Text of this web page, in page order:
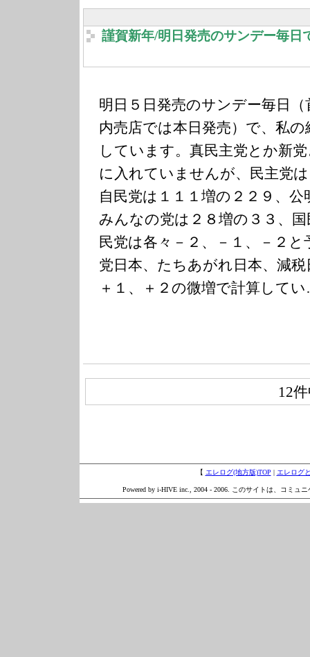
謹賀新年/明日発売のサンデー毎日
明日５日発売のサンデー毎日
内売店では本日発売）で、私
しています。真民主党とか新
に入れていませんが、民主党
自民党は１１１増の２２９、
みんなの党は２８増の３３、
民党は各々－２、－１、－２
党日本、たちあがれ日本、減
＋１、＋２の微増で計算して
12
【 エレログ(地方版)TOP | エレログ
Powered by i-HIVE inc., 2004 - 2006. このサイトは、コミュ